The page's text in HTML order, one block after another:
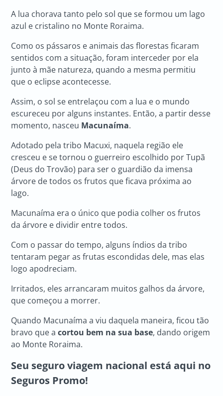
A lua chorava tanto pelo sol que se formou um lago
azul e cristalino no Monte Roraima.
Como os pássaros e animais das florestas ficaram
sentidos com a situação, foram interceder por ela
junto à mãe natureza, quando a mesma permitiu
que o eclipse acontecesse.
Assim, o sol se entrelaçou com a lua e o mundo
escureceu por alguns instantes. Então, a partir desse
momento, nasceu Macunaíma.
Adotado pela tribo Macuxi, naquela região ele
cresceu e se tornou o guerreiro escolhido por Tupã
(Deus do Trovão) para ser o guardião da imensa
árvore de todos os frutos que ficava próxima ao
lago.
Macunaíma era o único que podia colher os frutos
da árvore e dividir entre todos.
Com o passar do tempo, alguns índios da tribo
tentaram pegar as frutas escondidas dele, mas elas
logo apodreciam.
Irritados, eles arrancaram muitos galhos da árvore,
que começou a morrer.
Quando Macunaíma a viu daquela maneira, ficou tão
bravo que acortou bem na sua base, dando origem
ao Monte Roraima.
Seu seguro viagem nacional está aqui no
Seguros Promo!